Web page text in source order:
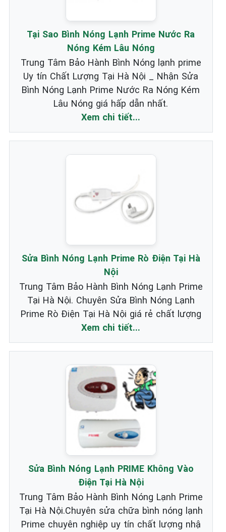
Tại Sao Bình Nóng Lạnh Prime Nước Ra
Nóng Kém Lâu Nóng
Trung Tâm Bảo Hành Bình Nóng lạnh prime
Uy tín Chất Lượng Tại Hà Nội _ Nhận Sửa
Bình Nóng Lạnh Prime Nước Ra Nóng Kém
Lâu Nóng giá hấp dẫn nhất.
Xem chi tiết...
Sửa Bình Nóng Lạnh Prime Rò Điện Tại Hà
Nội
Trung Tâm Bảo Hành Bình Nóng Lạnh Prime
Tại Hà Nội. Chuyên Sửa Bình Nóng Lạnh
Prime Rò Điện Tại Hà Nội giá rẻ chất lượng
Xem chi tiết...
Sửa Bình Nóng Lạnh PRIME Không Vào
Điện Tại Hà Nội
Trung Tâm Bảo Hành Bình Nóng Lạnh Prime
Tại Hà Nội.Chuyên sửa chữa bình nóng lạnh
Prime chuyên nghiệp uy tín chất lượng nhậ